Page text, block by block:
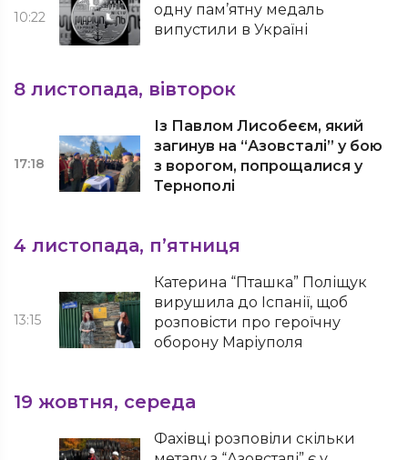
10:22
одну пам’ятну медаль
випустили в Україні
8 листопада, вівторок
17:18
Із Павлом Лисобеєм, який
загинув на “Азовсталі” у бою
з ворогом, попрощалися у
Тернополі
4 листопада, п’ятниця
13:15
Катерина “Пташка” Поліщук
вирушила до Іспанії, щоб
розповісти про героїчну
оборону Маріуполя
19 жовтня, середа
Фахівці розповіли скільки